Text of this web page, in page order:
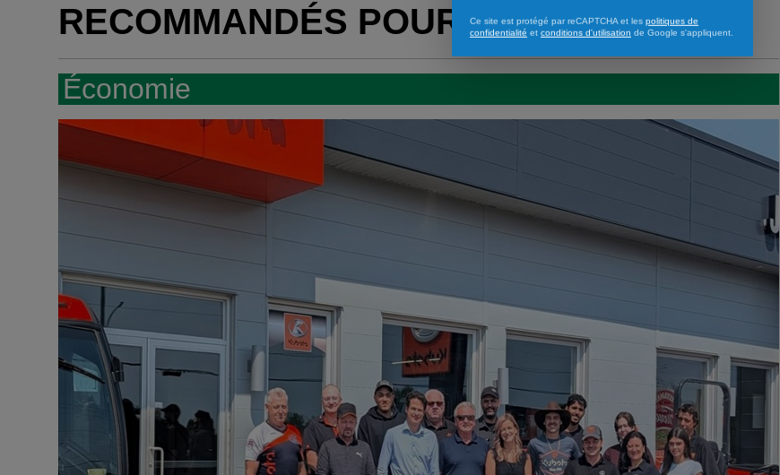
RECOMMANDÉS POUR VOUS
Économie
Ce site est protégé par reCAPTCHA et les politiques de
confidentialité et conditions d'utilisation de Google s'appliquent.